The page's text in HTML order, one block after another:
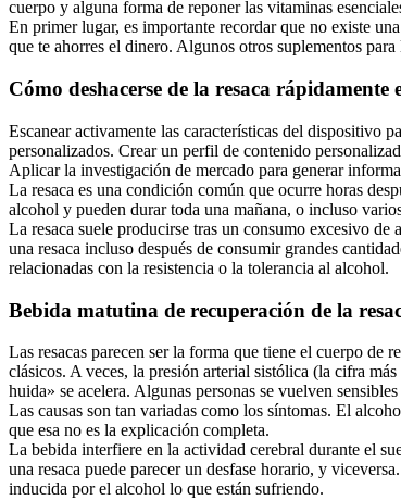
cuerpo y alguna forma de reponer las vitaminas
En primer lugar, es importante recordar que no existe
que te ahorres el dinero. Algunos otros suplementos
Cómo deshacerse de la resaca rápidamente
Escanear activamente las características del dispositivo
personalizados. Crear un perfil de contenido
Aplicar la investigación de mercado para generar
La resaca es una condición común que ocurre horas
alcohol y pueden durar toda una mañana, o incluso
La resaca suele producirse tras un consumo excesivo de
una resaca incluso después de consumir grandes
relacionadas con la resistencia o la tolerancia al alcohol.
Bebida matutina de recuperación de la
Las resacas parecen ser la forma que tiene el cuerpo de
clásicos. A veces, la presión arterial sistólica (la cifra
huida» se acelera. Algunas personas se vuelven
Las causas son tan variadas como los síntomas. El
que esa no es la explicación completa.
La bebida interfiere en la actividad cerebral durante el
una resaca puede parecer un desfase horario, y
inducida por el alcohol lo que están sufriendo.